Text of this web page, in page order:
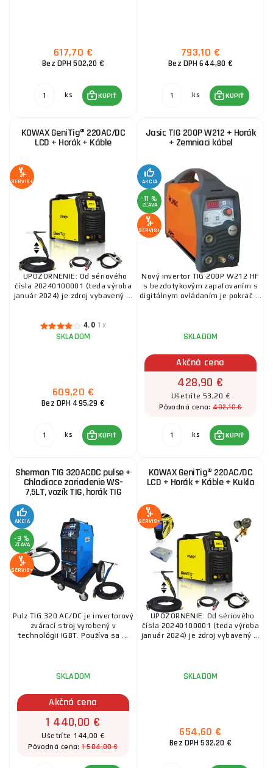
PANTERMAX Zvárací invertor PanterWeld® 4v1 200
SET5bL (MIG/SYN/MAN/PLASMA/DCTIG)
u dodávateľa 841,40 €
617,70 €
Bez DPH 502,20 €
ks KÚPIŤ
793,10 €
Bez DPH 644,80 €
ks KÚPIŤ
KOWAX GeniTig® 220AC/DC
LCD + Horák + Káble
SERVIS+
UPOZORNENIE: Od sériového
čísla 20240100001 (teda výroba
január 2024) je zdroj vybavený ...
4.0 1x
SKLADOM
609,20 €
Bez DPH 495,29 €
ks KÚPIŤ
Jasic TIG 200P W212 + Horák
+ Zemniaci kábel
AKCIA
-11 %
ZĽAVA
SERVIS+
Nový invertor TIG 200P W212 HF
s bezdotykovým zapaľovaním s
digitálnym ovládaním je pokrač ...
SKLADOM
Akčná cena
428,90 €
Ušetríte 53,20 €
Pôvodná cena:482,10 €
ks KÚPIŤ
Sherman TIG 320ACDC pulse +
Chladiace zariadenie WS-
7,5LT, vozík TIG, horák TIG
AKCIA
-9 %
ZĽAVA
SERVIS+
Pulz TIG 320 AC/DC je invertorový
zvárací stroj vyrobený v
technológii IGBT. Používa sa ...
SKLADOM
Akčná cena
1 440,00 €
Ušetríte 144,00 €
Pôvodná cena:1 584,00 €
KOWAX GeniTig® 220AC/DC
LCD + Horák + Káble + Kukla
SERVIS+
UPOZORNENIE: Od sériového
čísla 20240100001 (teda výroba
január 2024) je zdroj vybavený ...
SKLADOM
654,60 €
Bez DPH 532,20 €